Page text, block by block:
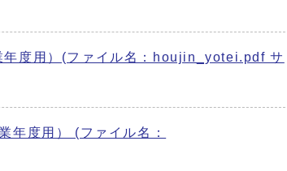
度用）(ファイル名：houjin_yotei.pdf サ
度用） (ファイル名：